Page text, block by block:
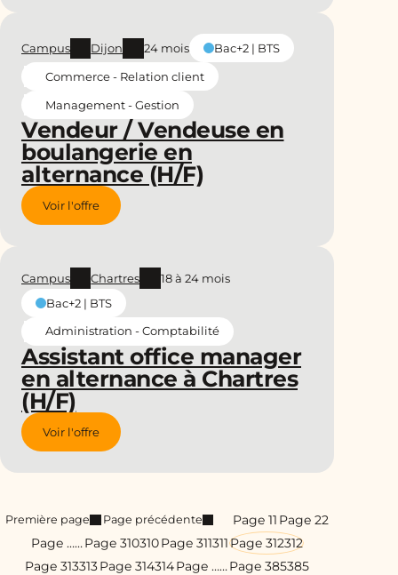
Vendeur / Vendeuse en
boulangerie en
alternance (H/F)
Campus Dijon 24 mois
Bac+2 | BTS
Commerce - Relation client
Management - Gestion
Voir l'offre
Assistant office manager
en alternance à Chartres
(H/F)
Campus Chartres
18 à 24 mois
Bac+2 | BTS
Administration - Comptabilité
Voir l'offre
Première page Page précédente Page 11 Page 22
Page ……Page 310310Page 311311Page 312312
Page 313313Page 314314Page ……Page 385385